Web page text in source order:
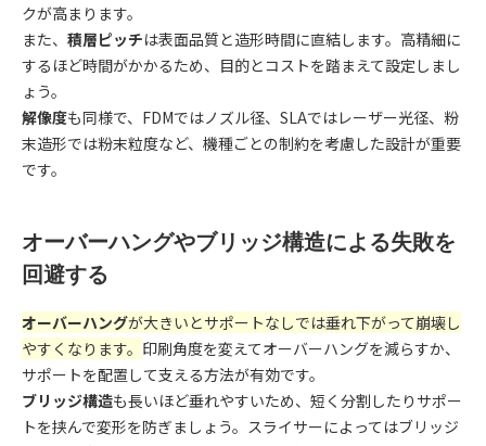
クが高まります。
また、 積層ピッチは表面品質と造形時間に直結します。高精細に
するほど時間がかかるため、目的とコストを踏まえて設定しまし
ょう。
解像度も同様で、FDMではノズル径、SLAではレーザー光径、粉
末造形では粉末粒度など、機種ごとの制約を考慮した設計が重要
です。
オーバーハングやブリッジ構造による失敗を
回避する
オーバーハングが大きいとサポートなしでは垂れ下がって崩壊し
やすくなります。 印刷角度を変えてオーバーハングを減らすか、
サポートを配置して支える方法が有効です。
ブリッジ構造も長いほど垂れやすいため、短く分割したりサポー
トを挟んで変形を防ぎましょう。スライサーによってはブリッジ